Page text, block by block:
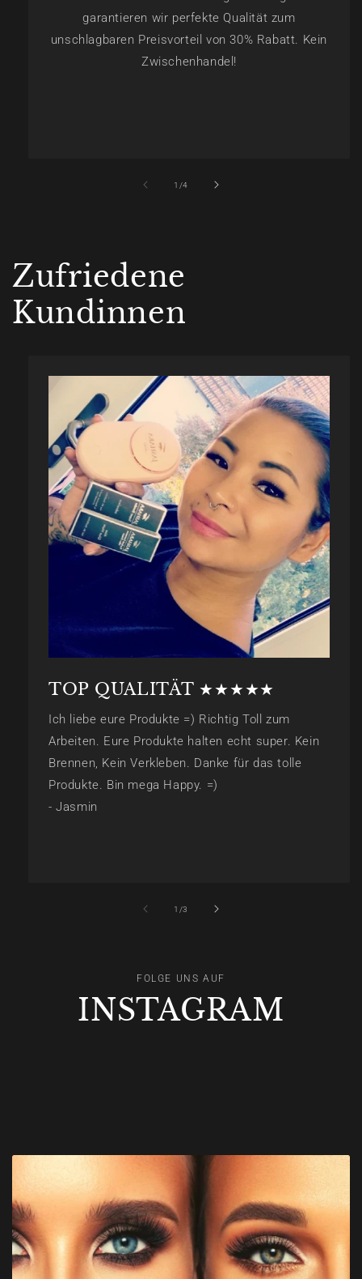
garantieren wir perfekte Qualität zum
unschlagbaren Preisvorteil von 30% Rabatt. Kein
Zwischenhandel!
1 /of
4
Zufriedene
Kundinnen
TOP QUALITÄT ★★★★★
Ich liebe eure Produkte =) Richtig Toll zum
Arbeiten. Eure Produkte halten echt super. Kein
Brennen, Kein Verkleben. Danke für das tolle
Produkte. Bin mega Happy. =)
- Jasmin
1 /of
3
FOLGE UNS AUF
INSTAGRAM